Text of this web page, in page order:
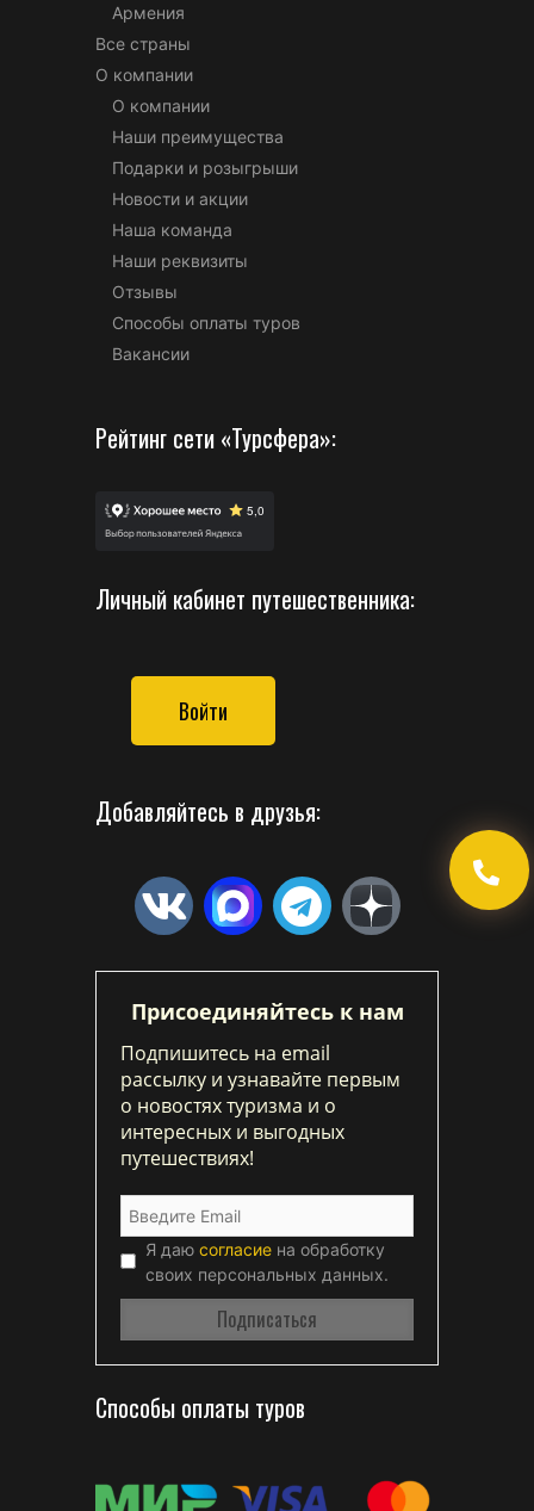
Армения
Все страны
О компании
О компании
Наши преимущества
Подарки и розыгрыши
Новости и акции
Наша команда
Наши реквизиты
Отзывы
Способы оплаты туров
Вакансии
Рейтинг сети «Турсфера»:
Личный кабинет путешественника:
Войти
Добавляйтесь в друзья:
Присоединяйтесь к нам
Подпишитесь на email
рассылку и узнавайте первым
о новостях туризма и о
интересных и выгодных
путешествиях!
Я даю согласие на обработку
своих персональных данных.
Способы оплаты туров